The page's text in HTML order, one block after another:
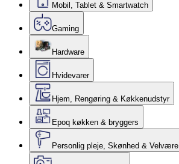
Mobil, Tablet & Smartwatch
Gaming
Hardware
Hvidevarer
Hjem, Rengøring & Køkkenudstyr
Epoq køkken & bryggers
Personlig pleje, Skønhed & Velvære